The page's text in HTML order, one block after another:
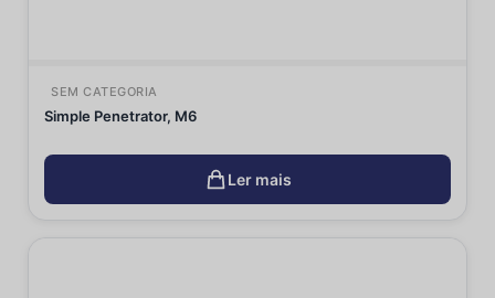
SEM CATEGORIA
Simple Penetrator, M6
Ler mais